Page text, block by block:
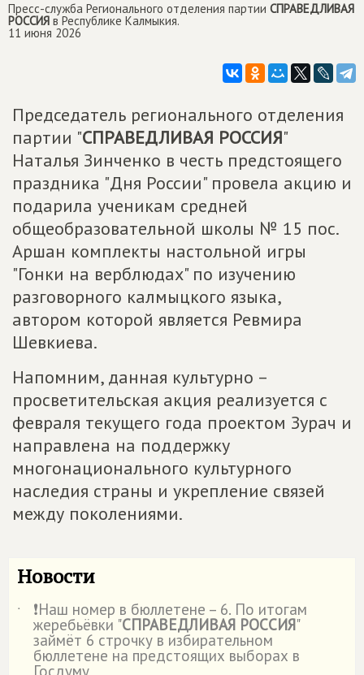
Пресс-служба Регионального отделения партии СПРАВЕДЛИВАЯ
РОССИЯ в Республике Калмыкия.
11 июня 2026
Председатель регионального отделения
партии "СПРАВЕДЛИВАЯ РОССИЯ"
Наталья Зинченко в честь предстоящего
праздника "Дня России" провела акцию и
подарила ученикам средней
общеобразовательной школы № 15 пос.
Аршан комплекты настольной игры
"Гонки на верблюдах" по изучению
разговорного калмыцкого языка,
автором которой является Ревмира
Шевкиева.
Напомним, данная культурно –
просветительская акция реализуется с
февраля текущего года проектом Зурач и
направлена на поддержку
многонационального культурного
наследия страны и укрепление связей
между поколениями.
Новости
˙ ❗Наш номер в бюллетене – 6. По итогам
жеребьёвки "СПРАВЕДЛИВАЯ РОССИЯ"
займёт 6 строчку в избирательном
бюллетене на предстоящих выборах в
Госдуму